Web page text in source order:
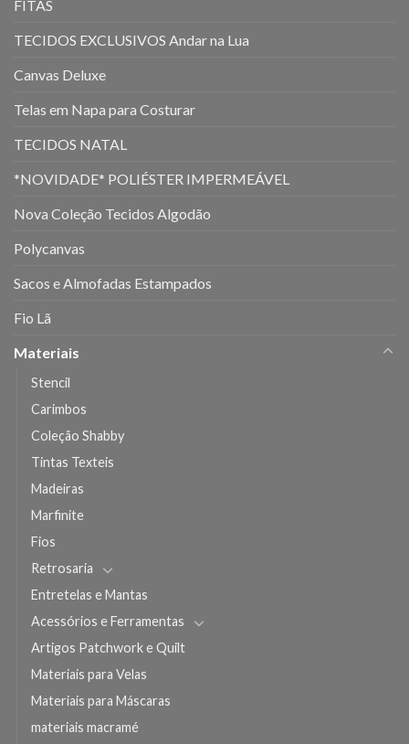
FITAS
TECIDOS EXCLUSIVOS Andar na Lua
Canvas Deluxe
Telas em Napa para Costurar
TECIDOS NATAL
*NOVIDADE* POLIÉSTER IMPERMEÁVEL
Nova Coleção Tecidos Algodão
Polycanvas
Sacos e Almofadas Estampados
Fio Lã
Materiais
Stencil
Carimbos
Coleção Shabby
Tintas Texteis
Madeiras
Marfinite
Fios
Retrosaria
Entretelas e Mantas
Acessórios e Ferramentas
Artigos Patchwork e Quilt
Materiais para Velas
Materiais para Máscaras
materiais macramé